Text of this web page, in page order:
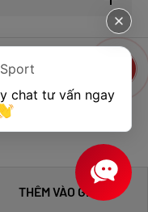
THÊM VÀO GIỎ
Thành
chat tư vấn ngay